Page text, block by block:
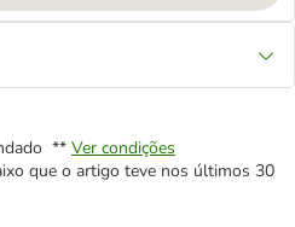
** Ver condições
que o artigo teve nos últimos 30